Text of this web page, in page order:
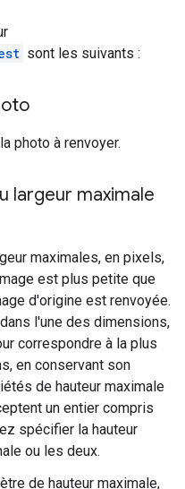
sont les suivants :
photo à renvoyer.
largeur maximale
maximales, en pixels,
est plus petite que
d'origine est renvoyée.
l'une des dimensions,
correspondre à la plus
en conservant son
de hauteur maximale
un entier compris
spécifier la hauteur
ou les deux.
de hauteur maximale,